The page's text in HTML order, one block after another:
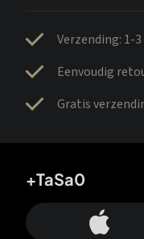
Verzending: 1-
Eenvoudig
Gratis
+TaSa0